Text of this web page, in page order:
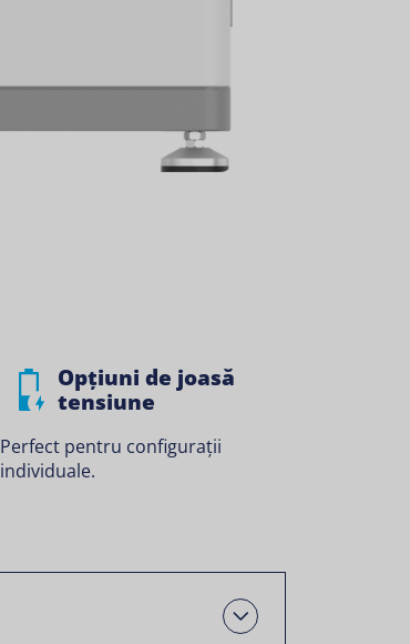
Opțiuni de joasă
tensiune
Perfect pentru configurații
individuale.
Deschis